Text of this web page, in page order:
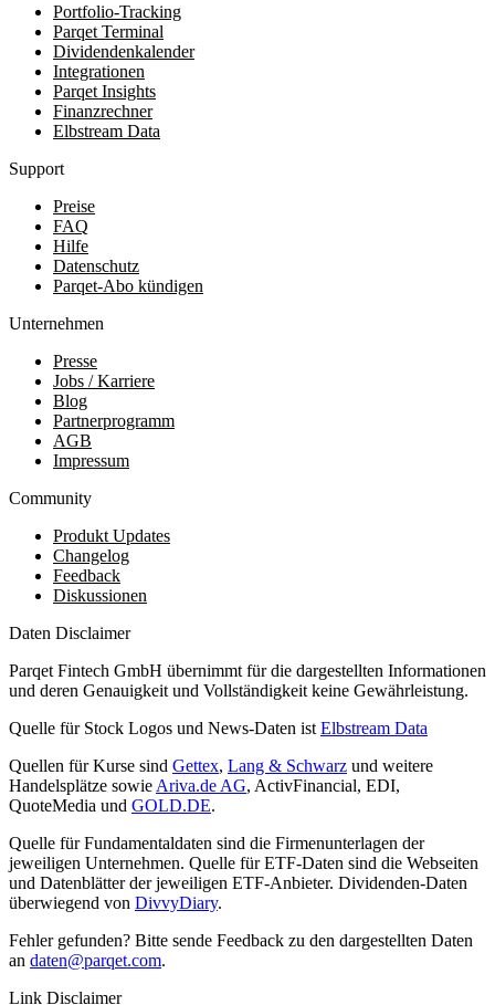
Portfolio-Tracking
Parqet Terminal
Dividendenkalender
Integrationen
Parqet Insights
Finanzrechner
Elbstream Data
Support
Preise
FAQ
Hilfe
Datenschutz
Parqet-Abo kündigen
Unternehmen
Presse
Jobs / Karriere
Blog
Partnerprogramm
AGB
Impressum
Community
Produkt Updates
Changelog
Feedback
Diskussionen
Daten Disclaimer
Parqet Fintech GmbH übernimmt für die dargestellten Informationen
und deren Genauigkeit und Vollständigkeit keine Gewährleistung.
Quelle für Stock Logos und News-Daten ist Elbstream Data
Quellen für Kurse sind Gettex, Lang & Schwarz und weitere
Handelsplätze sowie Ariva.de AG, ActivFinancial, EDI,
QuoteMedia und GOLD.DE.
Quelle für Fundamentaldaten sind die Firmenunterlagen der
jeweiligen Unternehmen. Quelle für ETF-Daten sind die Webseiten
und Datenblätter der jeweiligen ETF-Anbieter. Dividenden-Daten
überwiegend von DivvyDiary.
Fehler gefunden? Bitte sende Feedback zu den dargestellten Daten
an daten@parqet.com.
Link Disclaimer